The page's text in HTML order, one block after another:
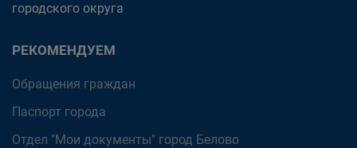
городского округа
РЕКОМЕНДУЕМ
Обращения граждан
Паспорт города
Отдел "Мои документы" город Белово